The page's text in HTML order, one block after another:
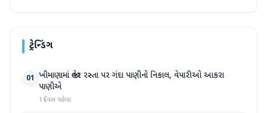
ટ્રેન્ડિંગ
01 ખીમાણામાં જાહેર રસ્તા પર ગંદા પાણીનો નિકાલ, વેપારીઓ આકરા
પાણીએ
1 દિવસ પહેલા